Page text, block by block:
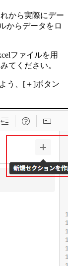
から実際にデー
からデータをロ
ファイルを用
てください。
う、[＋]ボタン